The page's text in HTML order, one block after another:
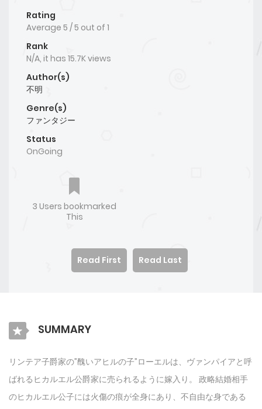
Rating
Average 5 /5 out of 1
Rank
N/A, it has 15.7K views
Author(s)
不明
Genre(s)
ファンタジー
Status
OnGoing
3 Users bookmarked
This
Read First Read Last
SUMMARY
リンテア子爵家の”醜いアヒルの子”ローエルは、ヴァンパイアと呼
ばれるヒカルエル公爵家に売られるように嫁入り。 政略結婚相手
のヒカルエル公子には火傷の痕が全身にあり、不自由な身である